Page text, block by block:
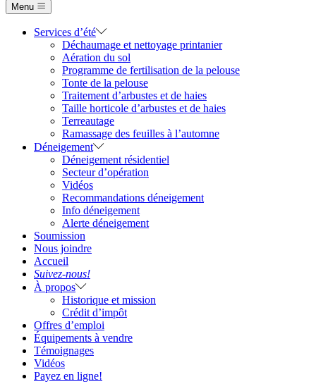
Menu
Services d’été
Déchaumage et nettoyage printanier
Aération du sol
Programme de fertilisation de la pelouse
Tonte de la pelouse
Traitement d’arbustes et de haies
Taille horticole d’arbustes et de haies
Terreautage
Ramassage des feuilles à l’automne
Déneigement
Déneigement résidentiel
Secteur d’opération
Vidéos
Recommandations déneigement
Info déneigement
Alerte déneigement
Soumission
Nous joindre
Accueil
Suivez-nous!
À propos
Historique et mission
Crédit d’impôt
Offres d’emploi
Équipements à vendre
Témoignages
Vidéos
Payez en ligne!